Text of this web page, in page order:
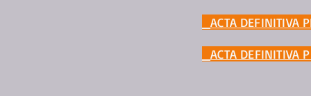
_ACTA DEFINITIVA
_ACTA DEFINITIVA